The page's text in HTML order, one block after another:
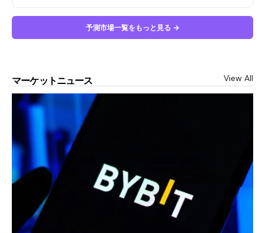
予測市場一覧をもっと見る →
マーケットニュース View All